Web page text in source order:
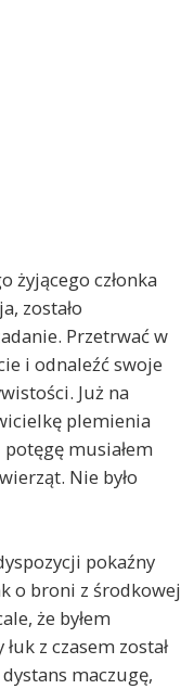
żyjącego członka
zostało
Przetrwać w
i odnaleźć swoje
Już na
plemienia
potęgę musiałem
Nie było
pokaźny
o broni z środkowej
że byłem
z czasem został
maczugę,